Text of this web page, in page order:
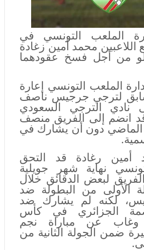
الملعب التونسي في
محمد أمين زغادة
من أجل فسخ عقودهما
الملعب التونسي إعارة
لترجي جرجيس ناصف
نادي الترجي السعودي
انضم إلى الفريق منصف
الماضي دون أن يشارك في
أمين رغادة قد التحق
نهاية شهر جويلية
لبعض الدقائق خلال
الأولى من البطولة ضد
لكنه لم يشارك ضد
الجزائري في كأس
وغاب عن مباراة نجم
ضمن الجولة الثانية من